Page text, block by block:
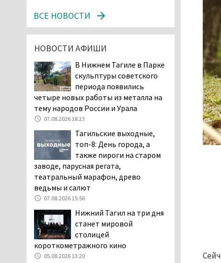
покусала бельевая вошь
дня запретят
электросамокаты
06.08.2026 11:41
«Я уверен, это бельевая
вошь». Родители 10-
летней девочки
пожаловались на кровососущих
паразитов, которые искусали их
ребёнка в детской больнице
Нижнего Тагила
Директора уральского
предприятия по
производству дронов
«Упырь» подорвали в автомобиле
под Екатеринбургом
05.08.2026 17:05
Эксперты назвали
причины массового мора
ВСЕ НОВОСТИ
НОВОСТИ АФИШИ
В Нижнем Тагиле в Парке
скульптуры советского
периода появились
четыре новых работы из металла на
тему народов России и Урала
07.08.2026 18:23
Тагильские выходные,
топ-8: День города, а
также пироги на старом
заводе, парусная регата,
театральный марафон, древо
ведьмы и салют
07.08.2026 15:56
Нижний Тагил на три дня
станет мировой
столицей
короткометражного кино
05.08.2026 13:20